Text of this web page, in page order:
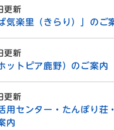
更新
気楽里（きらり）」のご
更新
ットピア鹿野）のご案内
更新
用センター・たんぽり荘
内